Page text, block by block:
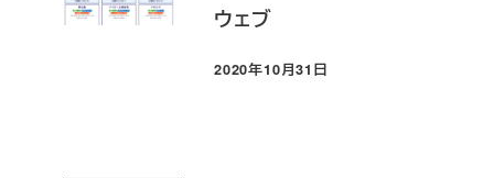
ウェブ
投稿日
2020年10月31日